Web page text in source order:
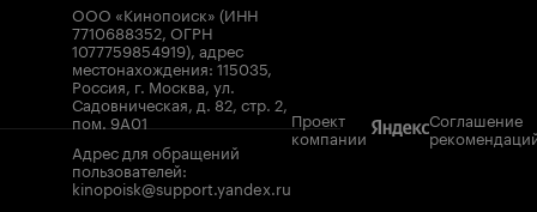
ООО «Кинопоиск» (ИНН
7710688352, ОГРН
1077759854919), адрес
местонахождения: 115035,
Россия, г. Москва, ул.
Садовническая, д. 82, стр. 2,
пом. 9А01
Адрес для обращений
пользователей:
kinopoisk@support.yandex.ru
Проект
компании
Соглашение